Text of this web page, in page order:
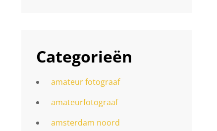
Categorieën
amateur fotograaf
amateurfotograaf
amsterdam noord